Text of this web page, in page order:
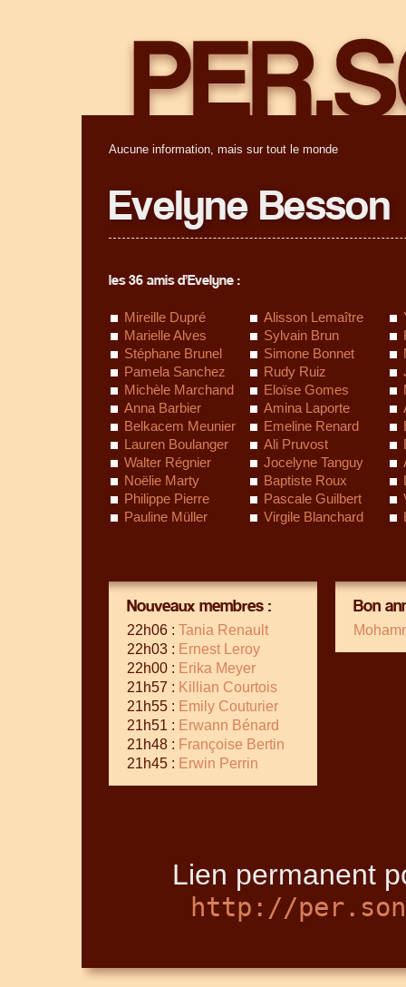
Aucune information, mais sur tout le monde
Evelyne Besson
les 36 amis d’Evelyne :
Mireille Dupré Alisson Lemaître
Marielle Alves
Sylvain Brun
Stéphane Brunel
Simone Bonnet
Pamela Sanchez
Rudy Ruiz
Michèle Marchand
Eloïse Gomes
Anna Barbier
Amina Laporte
Belkacem Meunier
Emeline Renard
Lauren Boulanger
Ali Pruvost
Walter Régnier
Jocelyne Tanguy
Noëlie Marty
Baptiste Roux
Philippe Pierre
Pascale Guilbert
Pauline Müller
Virgile Blanchard
Nouveaux membres :
22h06 : Tania Renault
22h03 : Ernest Leroy
22h00 : Erika Meyer
21h57 : Killian Courtois
21h55 : Emily Couturier
21h51 : Erwann Bénard
21h48 : Françoise Bertin
21h45 : Erwin Perrin
Bon
Lien permanent
http://